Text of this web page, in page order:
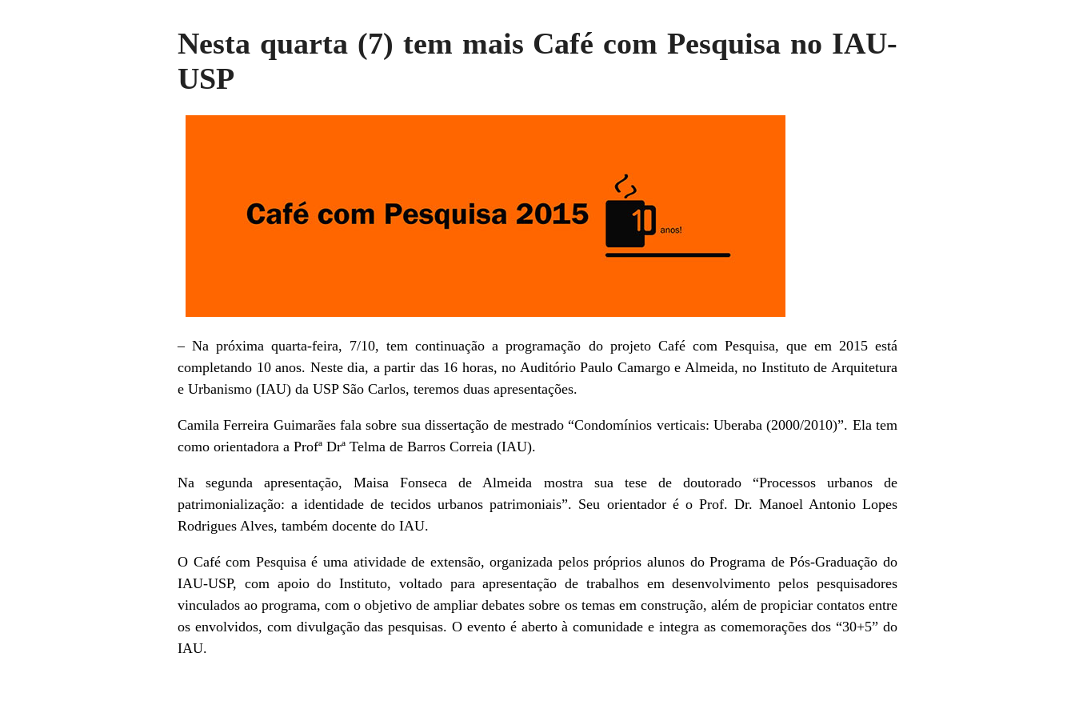
Nesta quarta (7) tem mais Café com Pesquisa no IAU-
USP
– Na próxima quarta-feira, 7/10, tem continuação a programação do projeto Café com Pesquisa, que em 2015 está
completando 10 anos. Neste dia, a partir das 16 horas, no Auditório Paulo Camargo e Almeida, no Instituto de Arquitetura
e Urbanismo (IAU) da USP São Carlos, teremos duas apresentações.
Camila Ferreira Guimarães fala sobre sua dissertação de mestrado “Condomínios verticais: Uberaba (2000/2010)”. Ela tem
como orientadora a Profª Drª Telma de Barros Correia (IAU).
Na segunda apresentação, Maisa Fonseca de Almeida mostra sua tese de doutorado “Processos urbanos de
patrimonialização: a identidade de tecidos urbanos patrimoniais”. Seu orientador é o Prof. Dr. Manoel Antonio Lopes
Rodrigues Alves, também docente do IAU.
O Café com Pesquisa é uma atividade de extensão, organizada pelos próprios alunos do Programa de Pós-Graduação do
IAU-USP, com apoio do Instituto, voltado para apresentação de trabalhos em desenvolvimento pelos pesquisadores
vinculados ao programa, com o objetivo de ampliar debates sobre os temas em construção, além de propiciar contatos entre
os envolvidos, com divulgação das pesquisas. O evento é aberto à comunidade e integra as comemorações dos “30+5” do
IAU.